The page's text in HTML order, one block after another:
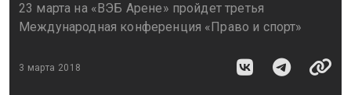
23 марта на «ВЭБ Арене» пройдет третья
Международная конференция «Право и спорт»
3 марта 2018